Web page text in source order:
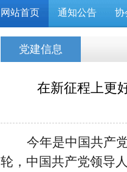
网站首页 通知公告 协
党建信息
在新征程上更
今年是中国共产
轮，中国共产党领导